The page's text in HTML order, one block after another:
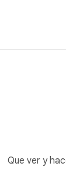
Que ver y